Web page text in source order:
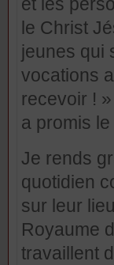
le Christ
jeunes qui
vocations
recevoir !
a promis
Je rends
quotidien
sur leur
Royaume
travaillent